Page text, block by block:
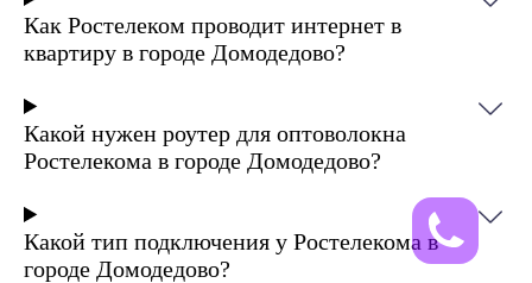
Как Ростелеком проводит интернет в
квартиру в городе Домодедово?
Какой нужен роутер для оптоволокна
Ростелекома в городе Домодедово?
Какой тип подключения у Ростелекома в
городе Домодедово?